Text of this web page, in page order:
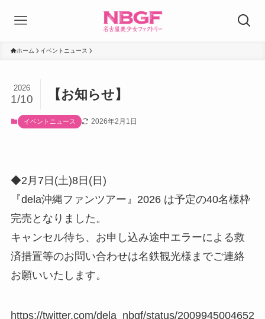
ホーム イベントニュース
【お知らせ】
2026
1/10
イベントニュース 2026年2月1日
◆2月7日(土)8日(日)
『dela沖縄ファンツアー』2026 は予定の40名様枠
完売となりました。
キャンセル待ち、お申し込み途中エラーによる救
済措置等のお問い合わせは名鉄観光様までご連絡
お願いいたします。
https://twitter.com/dela_nbgf/status/2009945004652